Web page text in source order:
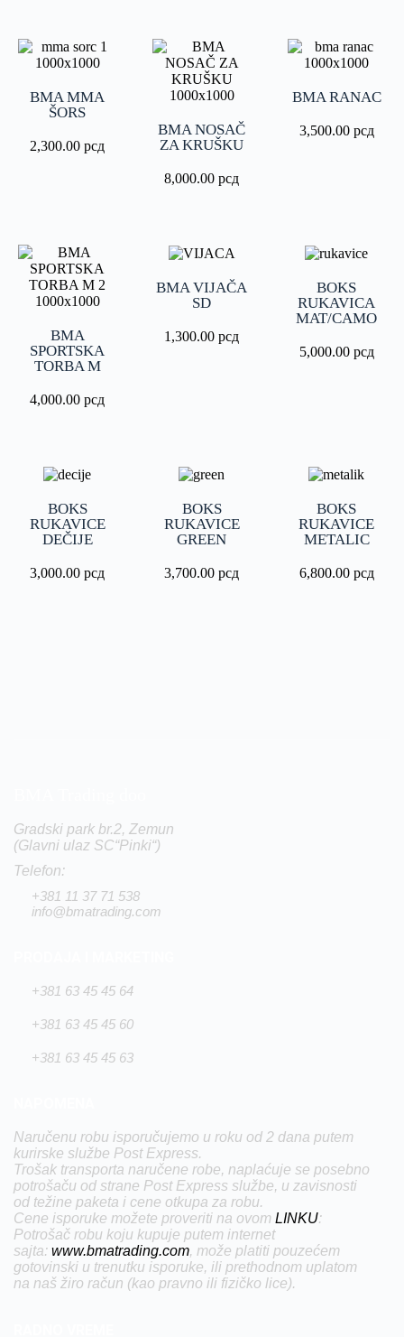
BMA MMA
ŠORS
2,300.00рсд
BMA NOSAČ
ZA KRUŠKU
8,000.00рсд
BMA RANAC
3,500.00 рсд
BMA
SPORTSKA
TORBA M
4,000.00рсд
BMA VIJAČA
SD
1,300.00рсд
BOKS
RUKAVICA
MAT/CAMO
5,000.00 рсд
BOKS
RUKAVICE
DEČIJE
3,000.00рсд
BOKS
RUKAVICE
GREEN
3,700.00рсд
BOKS
RUKAVICE
METALIC
6,800.00 рсд
Gradski park br.2, Zemun
(Glavni ulaz SC“Pinki“)
Telefon:
+381 11 37 71 538
info@bmatrading.com
+381 63 45 45 64
+381 63 45 45 60
+381 63 45 45 63
Naručenu robu isporučujemo u roku od 2 dana putem
kurirske službe Post Express.
Trošak transporta naručene robe, naplaćuje se posebno
potrošaču od strane Post Express službe, u zavisnosti
od težine paketa i cene otkupa za robu.
Cene isporuke možete proveriti na ovom LINKU:
Potrošač robu koju kupuje putem internet
sajta: www.bmatrading.com, može platiti pouzećem
gotovinski u trenutku isporuke, ili prethodnom uplatom
na naš žiro račun (kao pravno ili fizičko lice).